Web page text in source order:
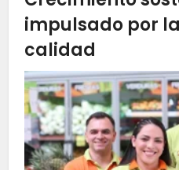
impulsado por
calidad